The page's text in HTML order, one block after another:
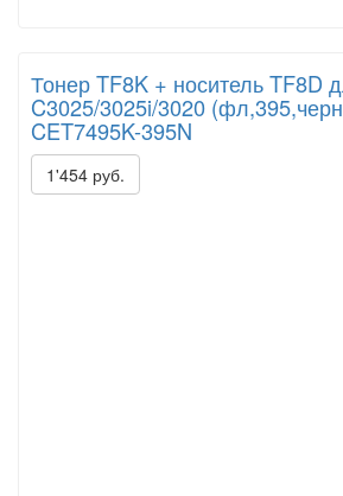
Тонер TF8K + носитель TF8D
C3025/3025i/3020
CET7495K-395N
1'454 руб.